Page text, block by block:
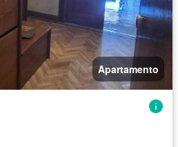
Apartamento